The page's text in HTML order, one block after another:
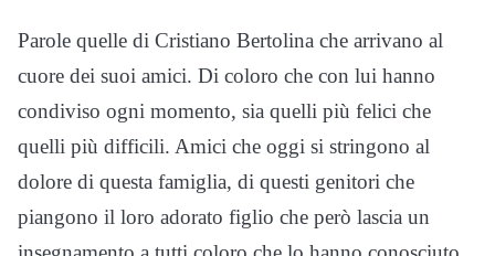
Parole quelle di Cristiano Bertolina che arrivano al
cuore dei suoi amici. Di coloro che con lui hanno
condiviso ogni momento, sia quelli più felici che
quelli più difficili. Amici che oggi si stringono al
dolore di questa famiglia, di questi genitori che
piangono il loro adorato figlio che però lascia un